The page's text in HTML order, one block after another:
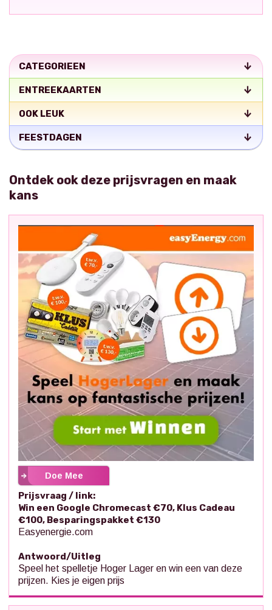
CATEGORIEEN
ENTREEKAARTEN
OOK LEUK
FEESTDAGEN
Ontdek ook deze prijsvragen en maak
kans
Doe Mee
Prijsvraag / link:
Win een Google Chromecast €70, Klus Cadeau
€100, Besparingspakket €130
Easyenergie.com
Antwoord/Uitleg
Speel het spelletje Hoger Lager en win een van deze
prijzen. Kies je eigen prijs